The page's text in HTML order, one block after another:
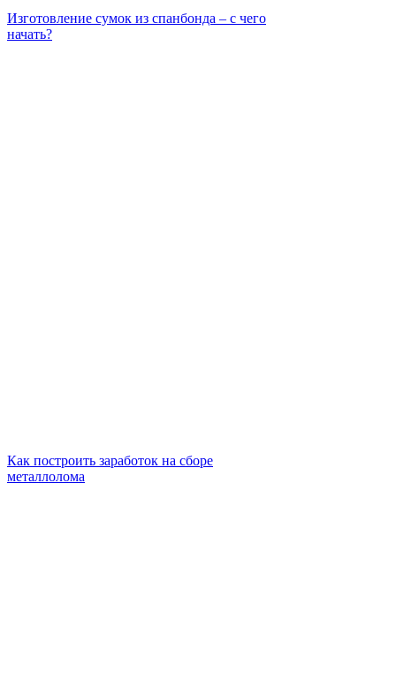
Изготовление сумок из спанбонда – с чего
начать?
Как построить заработок на сборе
металлолома